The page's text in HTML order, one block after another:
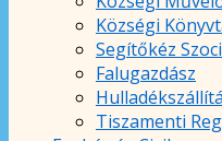
Községi
Segítőkéz
Falugazdász
Tiszamenti